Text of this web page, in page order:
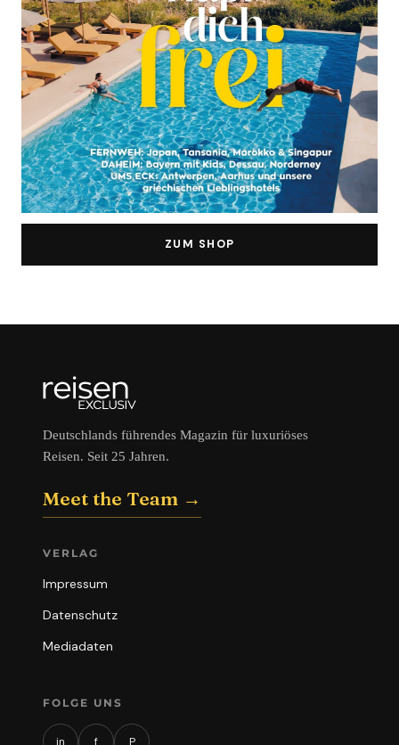
ZUM SHOP
Deutschlands führendes Magazin für luxuriöses
Reisen. Seit 25 Jahren.
Meet the Team →
VERLAG
Impressum
Datenschutz
Mediadaten
FOLGE UNS
in f P